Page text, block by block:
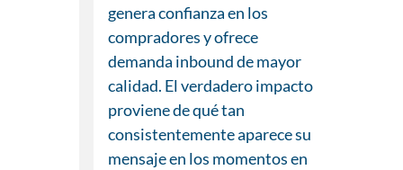
genera confianza en los
compradores y ofrece
demanda inbound de mayor
calidad. El verdadero impacto
proviene de qué tan
consistentemente aparece su
mensaje en los momentos en